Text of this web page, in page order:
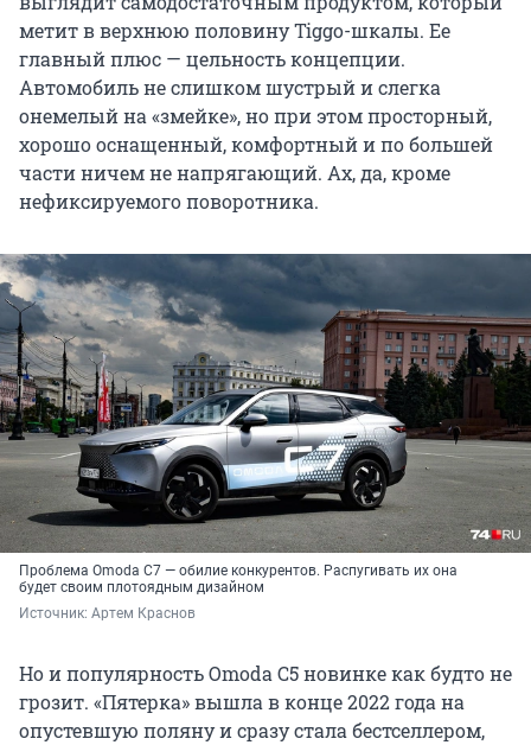
метит в верхнюю половину Tiggo-шкалы. Ее
главный плюс — цельность концепции.
Автомобиль не слишком шустрый и слегка
онемелый на «змейке», но при этом просторный,
хорошо оснащенный, комфортный и по большей
части ничем не напрягающий. Ах, да, кроме
нефиксируемого поворотника.
Проблема Omoda C7 — обилие конкурентов. Распугивать их она
будет своим плотоядным дизайном
Источник: Артем Краснов
Но и популярность Omoda C5 новинке как будто не
грозит. «Пятерка» вышла в конце 2022 года на
опустевшую поляну и сразу стала бестселлером,